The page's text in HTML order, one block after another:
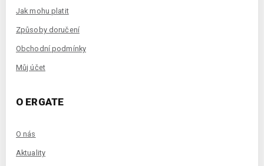
Jak mohu platit
Způsoby doručení
Obchodní podmínky
Můj účet
O ERGATE
O nás
Aktuality